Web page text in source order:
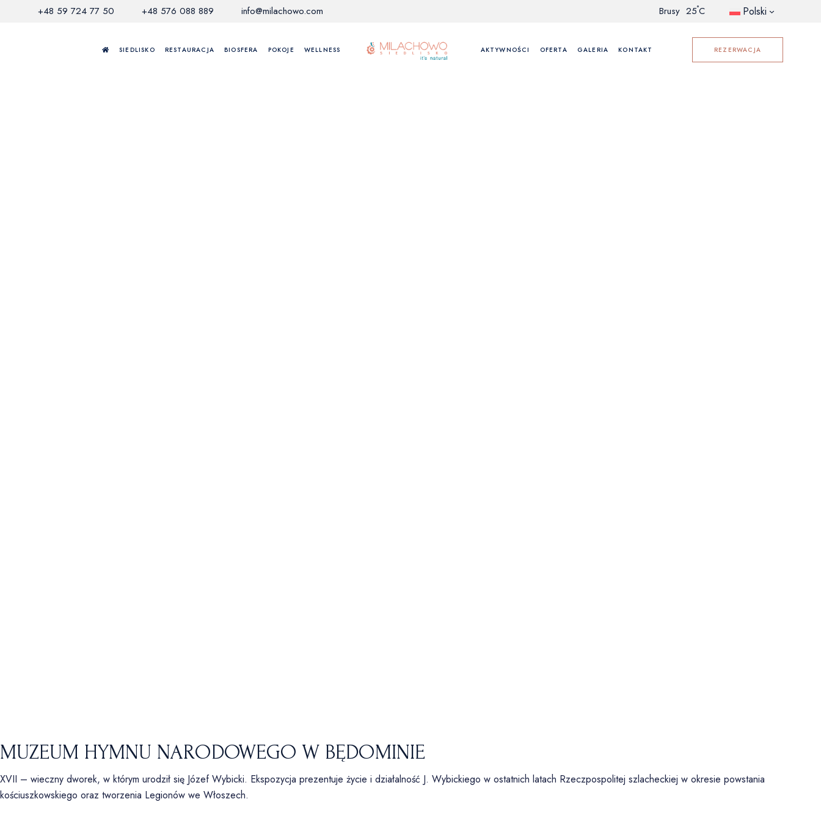
+48 59 724 77 50 +48 576 088 889 info@milachowo.com Brusy 25°C Polski
SIEDLISKO RESTAURACJA BIOSFERA POKOJE WELLNESS AKTYWNOŚCI OFERTA GALERIA KONTAKT REZERWACJA
MUZEUM HYMNU NARODOWEGO W BĘDOMINIE
XVII – wieczny dworek, w którym urodził się Józef Wybicki. Ekspozycja prezentuje życie i działalność J. Wybickiego w ostatnich latach Rzeczpospolitej szlacheckiej w okresie powstania
kościuszkowskiego oraz tworzenia Legionów we Włoszech.